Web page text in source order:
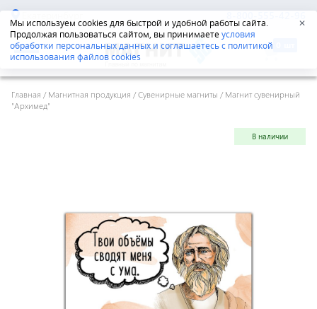
Мы используем cookies для быстрой и удобной работы сайта.
Продолжая пользоваться сайтом, вы принимаетеусловия
обработки персональных данных и соглашаетесь с политикой
использования файлов cookies
✕
Екатеринбург 8-800-555-42-96
Главная /Магнитная продукция /Сувенирные магниты /Магнит сувенирный
"Архимед"
В наличии